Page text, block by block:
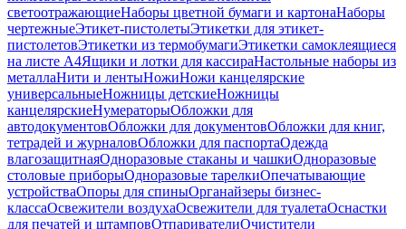
светоотражающиеНаборы цветной бумаги и картонаНаборы
чертежныеЭтикет-пистолетыЭтикетки для этикет-
пистолетовЭтикетки из термобумагиЭтикетки самоклеящиеся
на листе А4Ящики и лотки для кассираНастольные наборы из
металлаНити и лентыНожиНожи канцелярские
универсальныеНожницы детскиеНожницы
канцелярскиеНумераторыОбложки для
автодокументовОбложки для документовОбложки для книг,
тетрадей и журналовОбложки для паспортаОдежда
влагозащитнаяОдноразовые стаканы и чашкиОдноразовые
столовые приборыОдноразовые тарелкиОпечатывающие
устройстваОпоры для спиныОрганайзеры бизнес-
классаОсвежители воздухаОсвежители для туалетаОснастки
для печатей и штамповОтпаривателиОчистители